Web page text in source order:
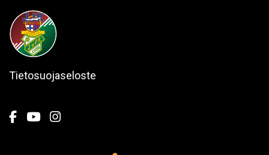
Tietosuojaseloste